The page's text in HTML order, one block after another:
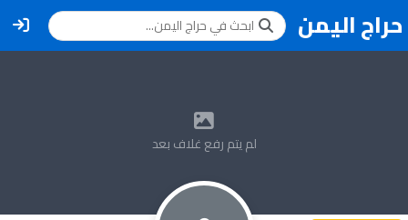
حراج اليمن
لم يتم رفع غلاف بعد